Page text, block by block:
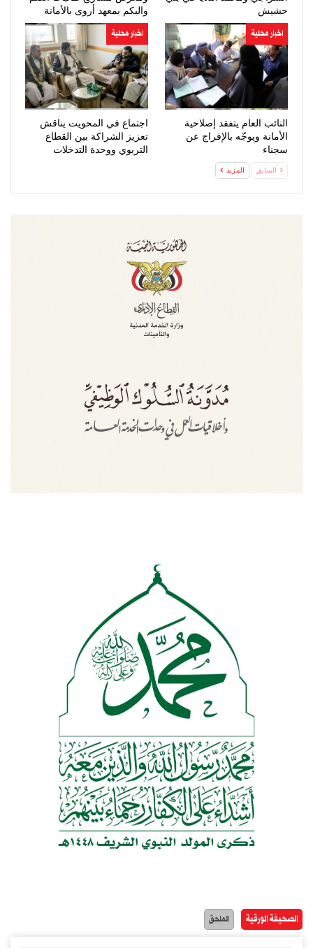
حشيش
والبكم بمعهد أروى بالأمانة
اخبار محلية
النائب العام يتفقد إصلاحية
الأمانة ويوجّه بالإفراج عن
سجناء
اخبار محلية
اجتماع في المحويت يناقش
تعزيز الشراكة بين القطاع
التربوي ووحدة التدخلات
السابق المزيد
الصحيفة الورقية الملحق